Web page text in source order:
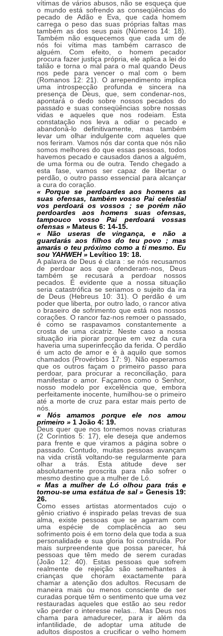
vítimas de vários abusos, não se esqueça que
o mundo está sofrendo as conseqüências do
pecado de Adão e Eva, que cada homem
carrega o peso das suas próprias faltas mas
também as dos seus pais (Números 14: 18).
Também não esquecemos que cada um de
nós foi vítima mas também carrasco de
alguém. Com efeito, o homem pecador
procura fazer justiça própria, ele aplica a lei do
talião e torna o mal para o mal quando Deus
nos pede para vencer o mal com o bem
(Romanos 12: 21). O arrependimento implica
uma introspecção profunda e sincera na
presença de Deus, que, sem condenar-nos,
apontará o dedo sobre nossos pecados do
passado e suas conseqüências sobre nossas
vidas e aqueles que nos rodeiam. Esta
constatação nos leva a odiar o pecado e
abandoná-lo definitivamente, mas também
levar um olhar indulgente com aqueles que
nos feriram. Vamos nós dar conta que nós não
somos melhores do que essas pessoas, todos
havemos pecado e causados danos a alguém,
de uma forma ou de outra. Tendo chegado a
esta fase, vamos ser capaz de libertar o
perdão, o outro passo essencial para alcançar
a cura do coração.
« Porque se perdoardes aos homens as
suas ofensas, também vosso Pai celestial
vos perdoará os vossos ; se porém não
perdoardes aos homens suas ofensas,
tampouco vosso Pai perdoará vossas
ofensas » Mateus 6: 14-15.
« Não useras de vingança, e não a
guardarás aos filhos do teu povo ; mas
amarás o teu próximo como a ti mesmo. Eu
sou YAHWEH » Levítico 19: 18.
A palavra de Deus é clara : se nós recusamos
de perdoar aos que ofenderam-nos, Deus
também se recusará a perdoar nossos
pecados. É evidente que a nossa situação
seria catastrófica se seriamos o sujeito da ira
de Deus (Hebreus 10: 31). O perdão é um
poder que liberta, por outro lado, o rancor ativa
o braseiro de sofrimento que está nos nossos
corações. O rancor faz-nos remoer o passado,
é como se raspavamos constantemente a
crosta de uma cicatriz. Neste caso a nossa
situação iria piorar porque em vez da cura
haveria uma superinfecção da ferida. O perdão
é um acto de amor e é à aquilo que somos
chamados (Provérbios 17: 9). Não esperamos
que os outros façam o primeiro passo para
perdoar, para procurar a reconciliação, para
manifestar o amor. Façamos como o Senhor,
nosso modelo por excelência que, embora
perfeitamente inocente, humilhou-se o primeiro
até a morte de cruz para estar mais perto de
nós.
« Nós amamos porque ele nos amou
primeiro » 1 João 4: 19.
Deus quer que nos tornemos novas criaturas
(2 Coríntios 5: 17), ele deseja que andemos
para frente e que viramos a página sobre o
passado. Contudo, muitas pessoas avançam
na vida cristã voltando-se regularmente para
olhar a trás. Esta atitude deve ser
absolutamente proscrita para não sofrer o
mesmo destino que a mulher de Ló.
« Mas a mulher de Ló olhou para trás e
tornou-se uma estátua de sal » Genesis 19:
26.
Como esses artistas atormentados cujo o
gênio criativo é inspirado pelas trevas de sua
alma, existe pessoas que se agarram com
uma espécie de complacência ao seu
sofrimento pois é em torno dela que toda a sua
personalidade e sua gloria foi construída. Por
mais surpreendente que possa parecer, há
pessoas que têm medo de serem curadas
(João 12: 40). Estas pessoas que sofrem
realmente de rejeição são semelhantes à
crianças que choram exactamente para
chamar a atenção dos adultos. Recusam de
maneira mais ou menos consciente de ser
curadas porque têm o sentimento que uma vez
restauradas aqueles que estão ao seu redor
vão perder o interesse nelas... Mas Deus nos
chama para amadurecer, para ir além da
infantilidade, de adoptar uma atitude de
adultos dispostos a crucificar o velho homem